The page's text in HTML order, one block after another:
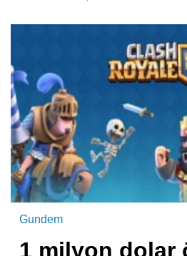
Gundem
1 milyon dolar